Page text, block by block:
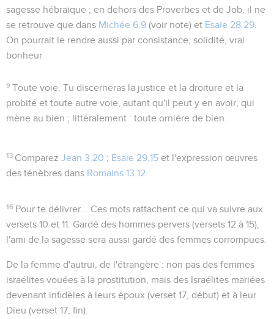
sagesse hébraïque ; en dehors des Proverbes et de Job, il ne
se retrouve que dans Michée 6.9 (voir note) et Esaïe 28.29
On pourrait le rendre aussi par consistance, solidité, vrai
bonheur
9 Toute voie . Tu discerneras la justice et la droiture et la
probité et toute autre voie , autant qu'il peut y en avoir, qui
mène au bien ; littéralement : toute ornière de bien
13 ComparezJean 3.20 ; Esaïe 29.15 et l'expressionœuvres
des ténèbres dans Romains 13.12
16 Pour te délivrer...
Ces mots rattachent ce qui va suivre aux
versets 10 et 11. Gardé des hommes pervers (versets 12 à 15),
l'ami de la sagesse sera aussi gardé des femmes corrompues.
De la femme d'autrui, de l'étrangère : non pas des femmes
israélites vouées à la prostitution, mais des Israélites mariées
devenant infidèles à leurs époux (verset 17, début) et à leur
Dieu (verset 17, fin).